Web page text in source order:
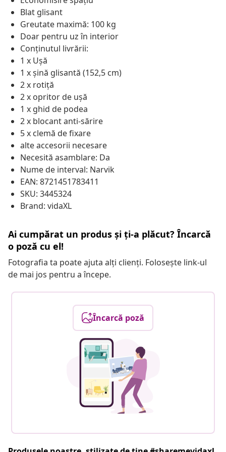
Blat glisant
Greutate maximă: 100 kg
Doar pentru uz în interior
Conținutul livrării:
1 x Ușă
1 x șină glisantă (152,5 cm)
2 x rotiță
2 x opritor de ușă
1 x ghid de podea
2 x blocant anti-sărire
5 x clemă de fixare
alte accesorii necesare
Necesită asamblare: Da
Nume de interval: Narvik
EAN: 8721451783411
SKU: 3445324
Brand: vidaXL
Ai cumpărat un produs și ți-a plăcut? Încarcă
o poză cu el!
Fotografia ta poate ajuta alți clienți. Folosește link-ul
de mai jos pentru a începe.
Încarcă poză